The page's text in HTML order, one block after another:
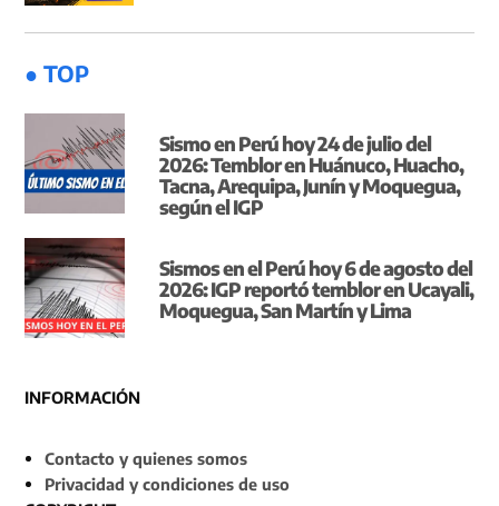
● TOP
Sismo en Perú hoy 24 de julio del
2026: Temblor en Huánuco, Huacho,
Tacna, Arequipa, Junín y Moquegua,
según el IGP
Sismos en el Perú hoy 6 de agosto del
2026: IGP reportó temblor en Ucayali,
Moquegua, San Martín y Lima
INFORMACIÓN
Contacto y quienes somos
Privacidad y condiciones de uso